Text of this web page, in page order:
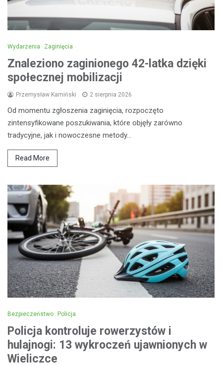
Wydarzenia Zaginięcia
Znaleziono zaginionego 42-latka dzięki
społecznej mobilizacji
Przemysław Kamiński 2 sierpnia 2026
Od momentu zgłoszenia zaginięcia, rozpoczęto
zintensyfikowane poszukiwania, które objęły zarówno
tradycyjne, jak i nowoczesne metody…
Read More
Bezpieczeństwo Policja
Policja kontroluje rowerzystów i
hulajnogi: 13 wykroczeń ujawnionych w
Wieliczce